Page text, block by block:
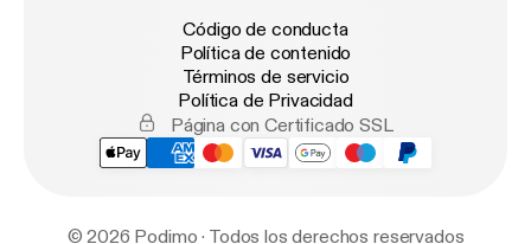
Código de conducta
Política de contenido
Términos de servicio
Política de Privacidad
Página con Certificado SSL
© 2026 Podimo · Todos los derechos reservados